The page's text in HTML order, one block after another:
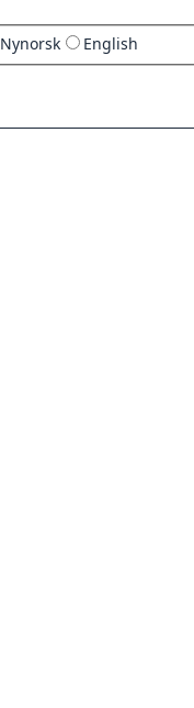
Nynorsk English